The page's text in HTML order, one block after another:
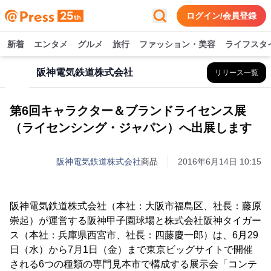
ログイン/会員登録
新着 エンタメ グルメ 旅行 ファッション・美容 ライフスタ
阪神電気鉄道株式会社 リリース一覧
第6回キャラクター＆ブランドライセンス展
（ライセンシング・ジャパン）へ出展します
阪神電気鉄道株式会社商品 2016年6月14日 10:15
阪神電気鉄道株式会社（本社：大阪市福島区、社長：藤原
崇起）が運営する阪神甲子園球場と株式会社阪神タイガー
ス（本社：兵庫県西宮市、社長：四藤慶一郎）は、6月29
日（水）から7月1日（金）まで東京ビッグサイトで開催
される6つの種類の専門見本市で構成する展示会「コンテ